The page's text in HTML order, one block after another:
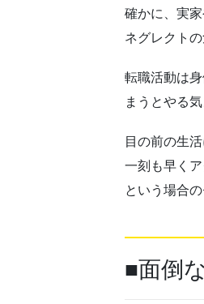
確かに、実
ネグレクト
転職活動は
まうとやる
目の前の生
一刻も早く
という場合
■面倒